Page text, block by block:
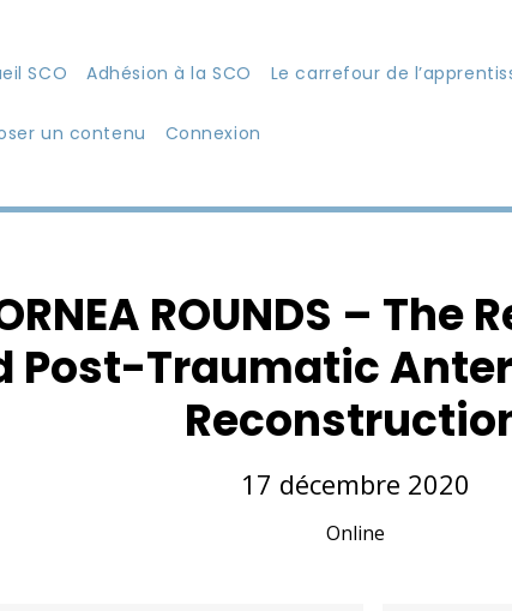
SCO Adhésion à la SCO Le carrefour de
un contenu Connexion
ROUNDS –
Post-Traumatic
17 décembre 2020
Online